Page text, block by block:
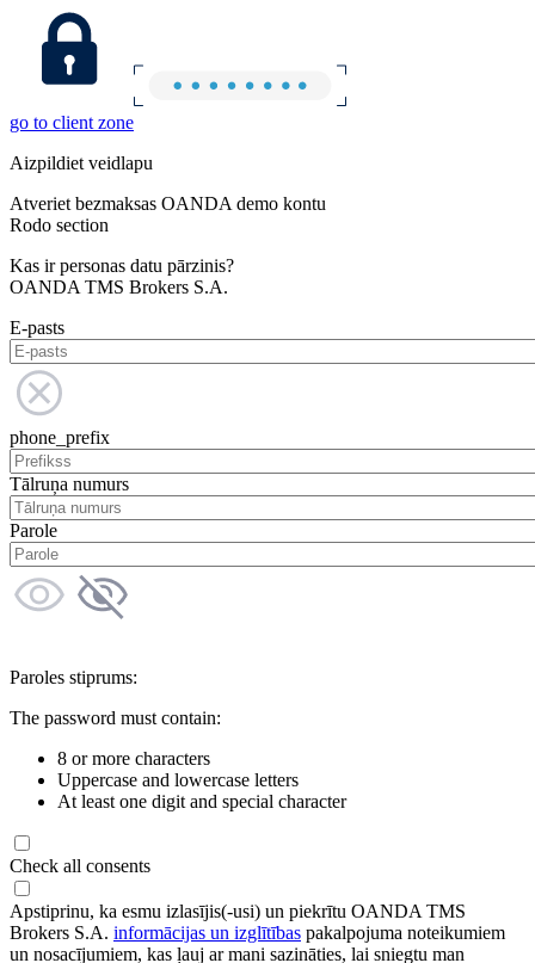
go to client zone
Aizpildiet veidlapu
Atveriet bezmaksas OANDA demo kontu
Rodo section
Kas ir personas datu pārzinis?
OANDA TMS Brokers S.A.
E-pasts
phone_prefix
Tālruņa numurs
Parole
Paroles stiprums:
The password must contain:
8 or more characters
Uppercase and lowercase letters
At least one digit and special character
Check all consents
Apstiprinu, ka esmu izlasījis(-usi) un piekrītu OANDA TMS
Brokers S.A. informācijas un izglītības pakalpojuma noteikumiem
un nosacījumiem, kas ļauj ar mani sazināties, lai sniegtu man